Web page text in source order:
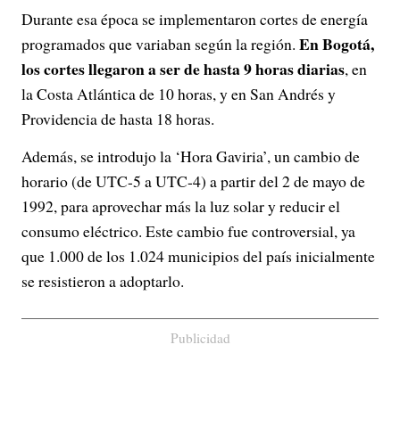
Durante esa época se implementaron cortes de energía
programados que variaban según la región. En Bogotá,
los cortes llegaron a ser de hasta 9 horas diarias, en
la Costa Atlántica de 10 horas, y en San Andrés y
Providencia de hasta 18 horas.
Además, se introdujo la ‘Hora Gaviria’, un cambio de
horario (de UTC-5 a UTC-4) a partir del 2 de mayo de
1992, para aprovechar más la luz solar y reducir el
consumo eléctrico. Este cambio fue controversial, ya
que 1.000 de los 1.024 municipios del país inicialmente
se resistieron a adoptarlo.
Publicidad